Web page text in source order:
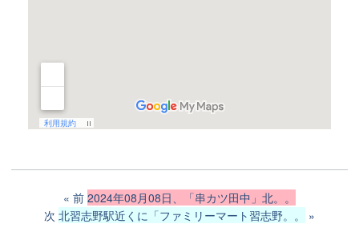
前2024年08月08日、「串カツ田中」北。。
次 北習志野駅近くに「ファミリーマート習志野。。